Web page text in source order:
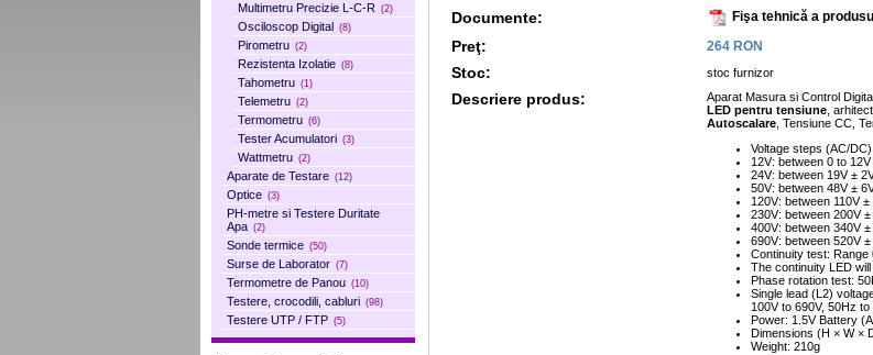
Multimetru Precizie L-C-R (2)
Osciloscop Digital (8)
Pirometru (2)
Rezistenta Izolatie (8)
Tahometru (1)
Telemetru (2)
Termometru (6)
Tester Acumulatori (3)
Wattmetru (2)
Aparate de Testare (12)
Optice (3)
PH-metre si Testere Duritate
Apa (2)
Sonde termice (50)
Surse de Laborator (7)
Termometre de Panou (10)
Testere, crocodili, cabluri (98)
Testere UTP / FTP (5)
Documente: Fişa tehnică a
Preţ: 264 RON
Stoc: stoc furnizor
Descriere produs: Aparat Masura si Control
LED pentru tensiune ,
Autoscalare , Tensiune CC,
Voltage steps (AC/
12V: between 0 to
24V: between 19V ±
50V: between 48V ±
120V: between 110V
230V: between 200V
400V: between 340V
690V: between 520V
Continuity test: Range
The continuity LED
Phase rotation test:
Single lead (L2)
100V to 690V, 50Hz to
Power: 1.5V Battery
Dimensions (H × W ×
Weight: 210g